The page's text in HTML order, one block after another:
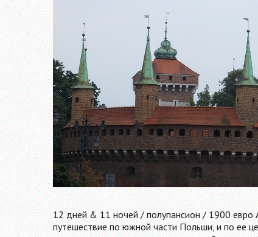
12 дней & 11 ночей / полупансион / 1900
путешествие по южной части Польши, и по ее